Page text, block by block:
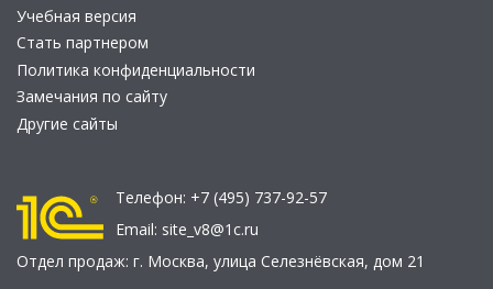
Учебная версия
Стать партнером
Политика конфиденциальности
Замечания по сайту
Другие сайты
Телефон: +7 (495) 737-92-57
Email: site_v8@1c.ru
Отдел продаж: г. Москва, улица Селезнёвская, дом 21